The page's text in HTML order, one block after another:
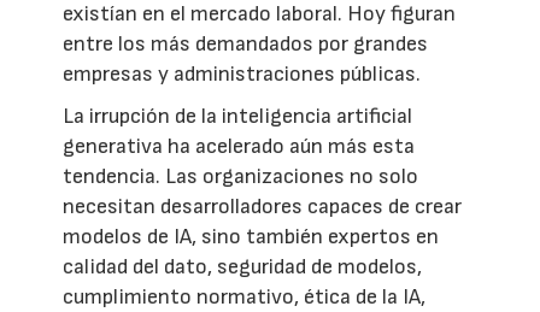
existían en el mercado laboral. Hoy figuran
entre los más demandados por grandes
empresas y administraciones públicas.
La irrupción de la inteligencia artificial
generativa ha acelerado aún más esta
tendencia. Las organizaciones no solo
necesitan desarrolladores capaces de crear
modelos de IA, sino también expertos en
calidad del dato, seguridad de modelos,
cumplimiento normativo, ética de la IA,